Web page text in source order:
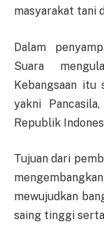
masyarakat tani
Dalam
Suara
Kebangsaan itu
yakni
Republik
Tujuan dari
mewujudkan
saing tinggi